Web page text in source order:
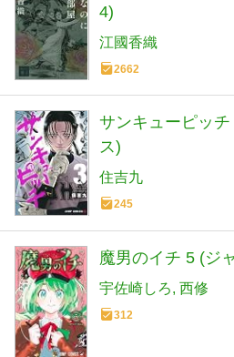
4)
江國香織
2662
サンキューピッ
ス)
住吉九
245
魔男のイチ 5 (ジ
宇佐崎しろ 西修
312